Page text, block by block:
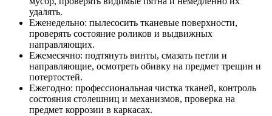
удалять.
Еженедельно: пылесосить тканевые поверхности,
проверять состояние роликов и выдвижных
направляющих.
Ежемесячно: подтянуть винты, смазать петли и
направляющие, осмотреть обивку на предмет трещин и
потертостей.
Ежегодно: профессиональная чистка тканей, контроль
состояния столешниц и механизмов, проверка на
предмет коррозии в каркасах.